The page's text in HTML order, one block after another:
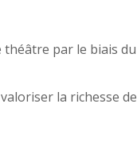
théâtre par le biais du
la richesse de